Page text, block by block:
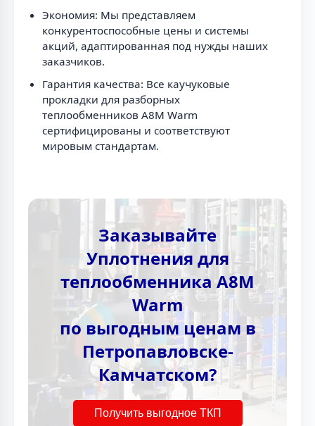
Экономия: Мы представляем
конкурентоспособные цены и системы
акций, адаптированная под нужды наших
заказчиков.
Гарантия качества: Все каучуковые
прокладки для разборных
теплообменников A8M Warm
сертифицированы и соответствуют
мировым стандартам.
Заказывайте
Уплотнения для
теплообменника A8M
Warm
по выгодным ценам в
Петропавловске-
Камчатском?
Получить выгодное ТКП